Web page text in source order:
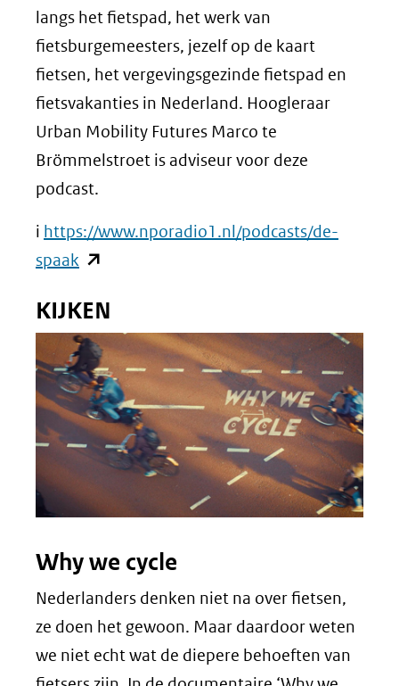
andere
website)
langs het fietspad, het werk van
fietsburgemeesters, jezelf op de kaart
fietsen, het vergevingsgezinde fietspad en
fietsvakanties in Nederland. Hoogleraar
Urban Mobility Futures Marco te
Brömmelstroet is adviseur voor deze
podcast.
i https://www.nporadio1.nl/podcasts/de-
spaak (opent
nieuw
venster)
(verwijst
naar
een
andere
KIJKEN
Why we cycle
Nederlanders denken niet na over fietsen,
ze doen het gewoon. Maar daardoor weten
we niet echt wat de diepere behoeften van